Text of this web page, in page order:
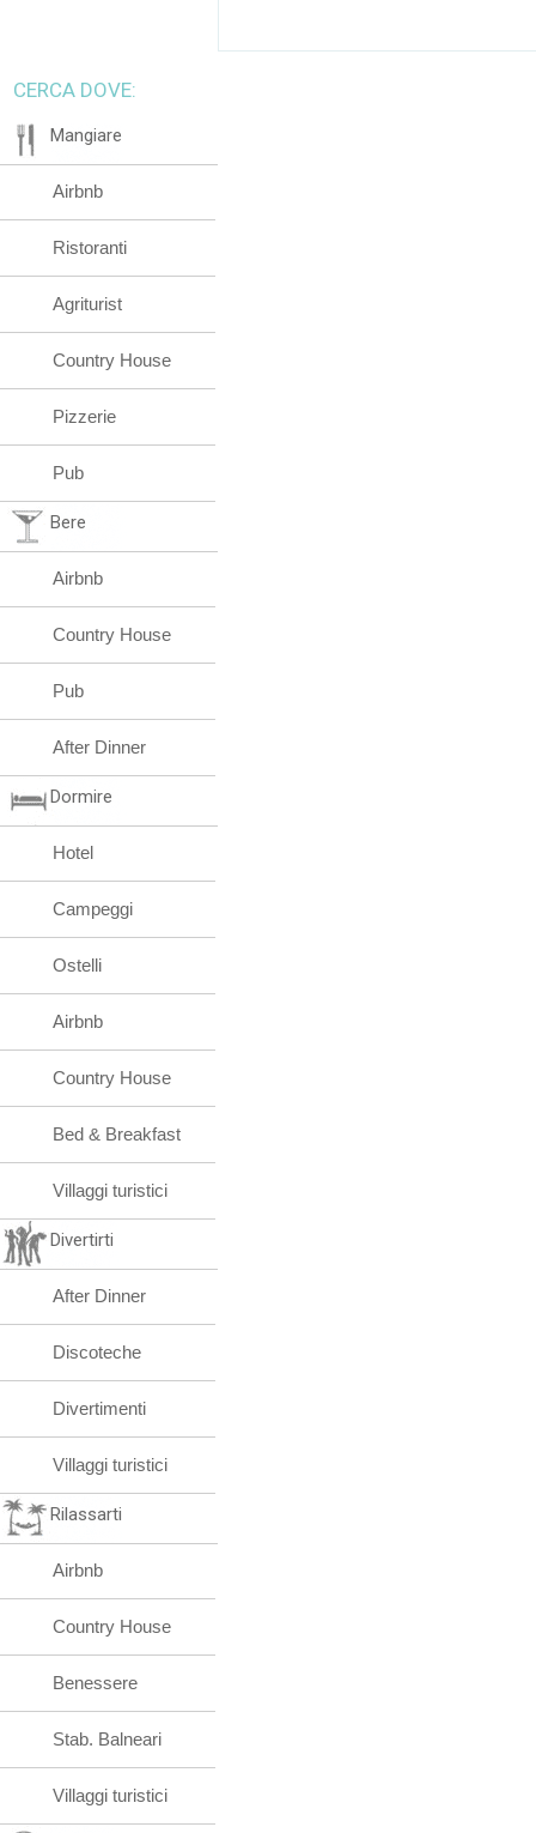
CERCA DOVE:
Mangiare
Airbnb
Ristoranti
Agriturist
Country House
Pizzerie
Pub
Bere
Airbnb
Country House
Pub
After Dinner
Dormire
Hotel
Campeggi
Ostelli
Airbnb
Country House
Bed & Breakfast
Villaggi turistici
Divertirti
After Dinner
Discoteche
Divertimenti
Villaggi turistici
Rilassarti
Airbnb
Country House
Benessere
Stab. Balneari
Villaggi turistici